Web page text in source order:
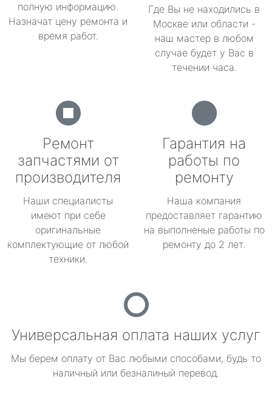
полную информацию.
Назначат цену ремонта и
время работ.
Где Вы не находились в
Москве или области -
наш мастер в любом
случае будет у Вас в
течении часа.
Ремонт
запчастями от
производителя
Наши специалисты
имеют при себе
оригинальные
комплектующие от любой
техники.
Гарантия на
работы по
ремонту
Наша компания
предоставляет гарантию
на выполненые работы по
ремонту до 2 лет.
Универсальная оплата наших услуг
Мы берем оплату от Вас любыми способами, будь то
наличный или безналиный перевод.